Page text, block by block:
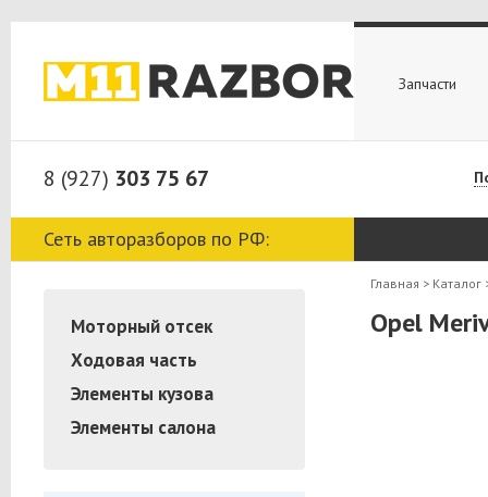
Запчасти
8 (927) 303 75 67
Сеть авторазборов по РФ:
Моторный отсек
Ходовая часть
Элементы кузова
Элементы салона
Главная > Каталог
Opel